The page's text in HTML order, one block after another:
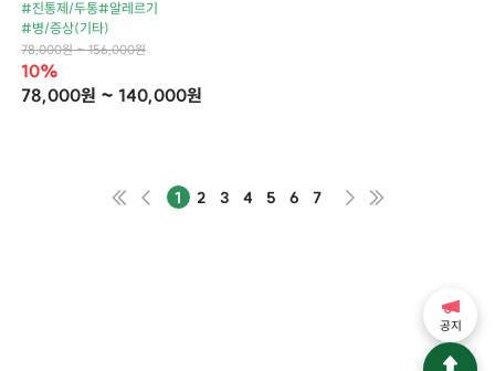
#진통제/두통#알레르기
#병/증상(기타)
78,000원 ~ 156,000원
10%
78,000원 ~ 140,000원
1 2 3 4 5 6 7
공지